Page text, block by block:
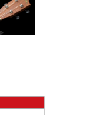
ヴィンテージ